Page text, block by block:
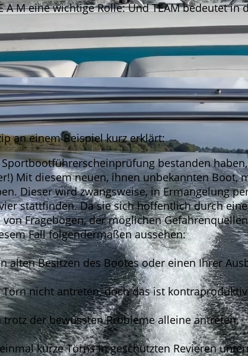
A M eine wichtige Rolle: Und TEAM bedeutet in
an einem Beispiel kurz erklärt:
bestanden
Mit diesem neuen, ihnen unbekannten Boot,
Dieser wird zwangsweise, in Ermangelung
stattfinden. Da sie sich hoffentlich durch
Fragebögen, der möglichen
Fall folgendermaßen aussehen:
alten Besitzen des Bootes oder einen Ihrer
nicht antreten, doch das ist
trotz der bewussten Probleme alleine antreten.
kurze Törns in geschützten Revieren